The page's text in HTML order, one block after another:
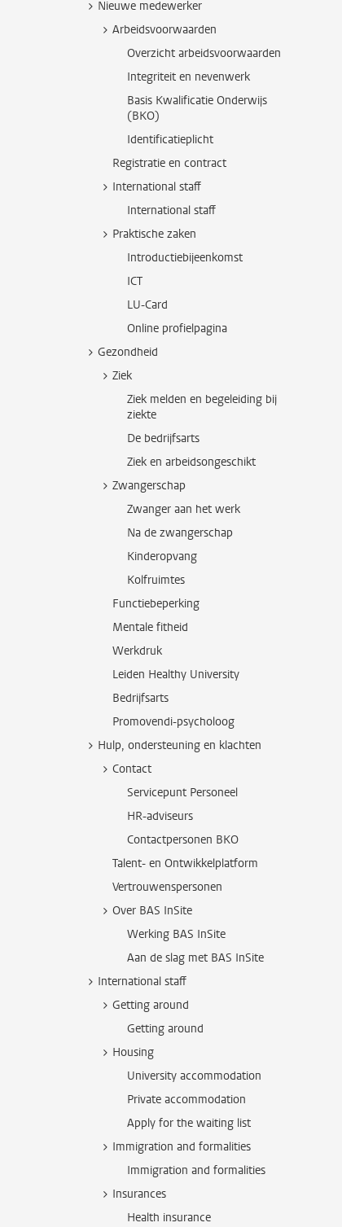
Nieuwe medewerker
Arbeidsvoorwaarden
Overzicht arbeidsvoorwaarden
Integriteit en nevenwerk
Basis Kwalificatie Onderwijs
(BKO)
Identificatieplicht
Registratie en contract
International staff
International staff
Praktische zaken
Introductiebijeenkomst
ICT
LU-Card
Online profielpagina
Gezondheid
Ziek
Ziek melden en begeleiding bij
ziekte
De bedrijfsarts
Ziek en arbeidsongeschikt
Zwangerschap
Zwanger aan het werk
Na de zwangerschap
Kinderopvang
Kolfruimtes
Functiebeperking
Mentale fitheid
Werkdruk
Leiden Healthy University
Bedrijfsarts
Promovendi-psycholoog
Hulp, ondersteuning en klachten
Contact
Servicepunt Personeel
HR-adviseurs
Contactpersonen BKO
Talent- en Ontwikkelplatform
Vertrouwenspersonen
Over BAS InSite
Werking BAS InSite
Aan de slag met BAS InSite
International staff
Getting around
Getting around
Housing
University accommodation
Private accommodation
Apply for the waiting list
Immigration and formalities
Immigration and formalities
Insurances
Health insurance